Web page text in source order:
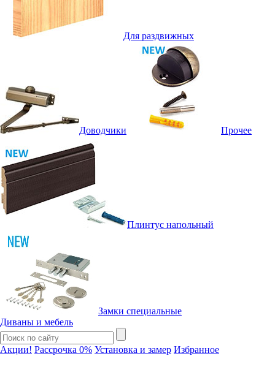
Для раздвижных
Доводчики Прочее
Плинтус напольный
Замки специальные
Диваны и мебель
Акции! Рассрочка 0% Установка и замер Избранное